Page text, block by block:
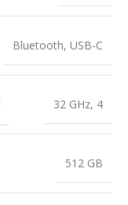
Bluetooth, USB-C
32 GHz, 4
512 GB